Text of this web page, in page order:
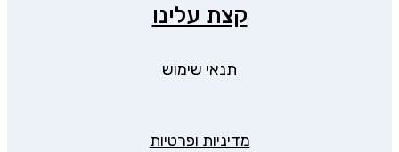
קצת עלינו
תנאי שימוש
מדיניות ופרטיות